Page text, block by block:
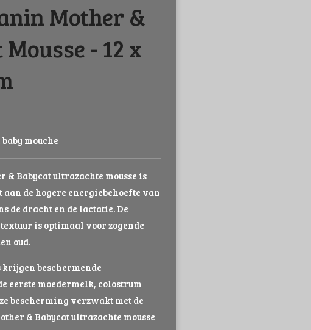
Mother &
- 12 x
mouche
& Babycat ultrazachte mousse is
aan de hogere energiebehoefte van
de dracht en de lactatie. De
is optimaal voor zogende
oud.
krijgen beschermende
eerste moedermelk, colostrum
bescherming verzwakt met de
& Babycat ultrazachte mousse